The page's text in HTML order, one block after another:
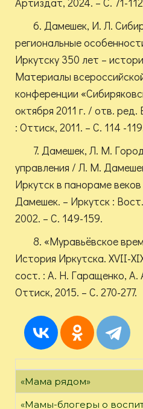
6. Дамешек, И. Л.
региональные
Иркутску 350 лет –
Материалы
конференции
октября 2011 г. / отв.
: Оттиск, 2011. – С. 114 -
7. Дамешек, Л. М.
управления / Л. М.
Иркутск в панораме
Дамешек. – Иркутск :
2002. – С. 149-159.
8. «Муравьёвское
История Иркутска. XVII-
сост. : А. Н. Гаращенко, А.
Оттиск, 2015. – С. 270-277.
«Мама рядом»
«Мамы-блогеры о